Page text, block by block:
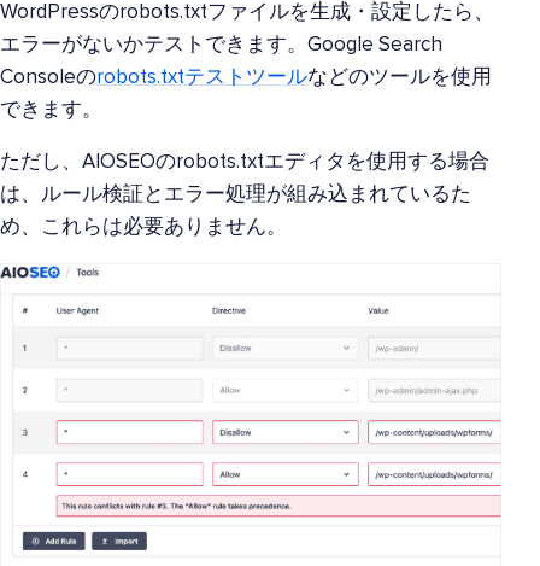
WordPressのrobots.txtファイルを生成・設定したら、
エラーがないかテストできます。Google Search
Consoleのrobots.txtテストツールなどのツールを使用
できます。
ただし、AIOSEOのrobots.txtエディタを使用する場合
は、ルール検証とエラー処理が組み込まれているた
め、これらは必要ありません。